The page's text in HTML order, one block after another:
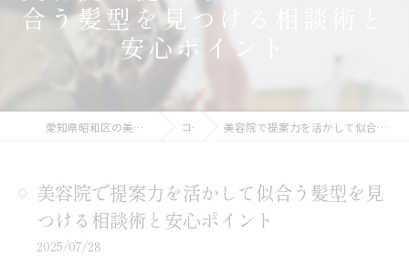
合う髪型を見つける相談術と
安心ポイント
愛知県昭和区の美容院ならRurFe【ルルフェ】 コラム 美容院で提案力を活かして似合う髪型を見つける相談術と安心ポイント
美容院で提案力を活かして似合う髪型を見
つける相談術と安心ポイント
2025/07/28